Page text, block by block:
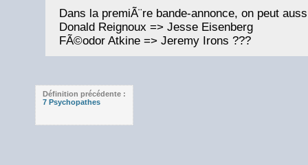
Dans la premiÃ¨re bande-annonce, on peut
Donald Reignoux => Jesse Eisenberg
FÃ©odor Atkine => Jeremy Irons ???
Définition précédente :
7 Psychopathes